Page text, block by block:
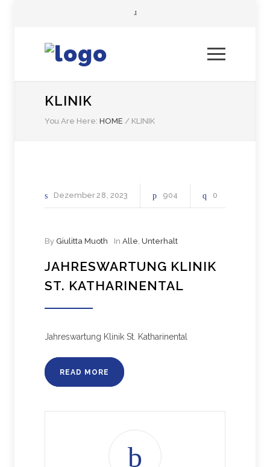
KLINIK
You Are Here: HOME / KLINIK
Dezember28 2023 904 0
By Giulitta Muoth In Alle, Unterhalt
JAHRESWARTUNG KLINIK
ST. KATHARINENTAL
Jahreswartung Klinik St. Katharinental
READ MORE